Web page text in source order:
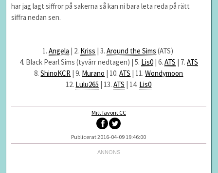
har jag lagt siffror på sakerna så kan ni bara leta reda på rätt
siffra nedan sen.
1.Angela | 2. Kriss | 3.Around the Sims (ATS)
4. Black Pearl Sims (tyvärr nedtagen) | 5. Lis0| 6. ATS | 7. ATS
8.ShinoKCR | 9. Murano | 10.ATS | 11.Wondymoon
12. Lulu265 | 13.ATS | 14. Lis0
Mitt favorit CC
Publicerat 2016-04-09 19:46:00